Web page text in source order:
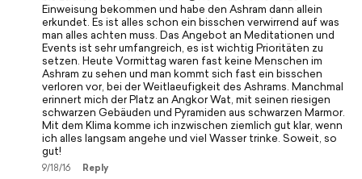
Einweisung bekommen und habe den Ashram dann allein
erkundet. Es ist alles schon ein bisschen verwirrend auf was
man alles achten muss. Das Angebot an Meditationen und
Events ist sehr umfangreich, es ist wichtig Prioritäten zu
setzen. Heute Vormittag waren fast keine Menschen im
Ashram zu sehen und man kommt sich fast ein bisschen
verloren vor, bei der Weitlaeufigkeit des Ashrams. Manchmal
erinnert mich der Platz an Angkor Wat, mit seinen riesigen
schwarzen Gebäuden und Pyramiden aus schwarzen Marmor.
Mit dem Klima komme ich inzwischen ziemlich gut klar, wenn
ich alles langsam angehe und viel Wasser trinke. Soweit, so
gut!
9/18/16 Reply